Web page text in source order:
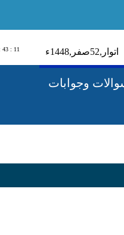
11 : 43 : 35 AM اتوار‬‮, 25صفر‬, 1448ء
وجوابات